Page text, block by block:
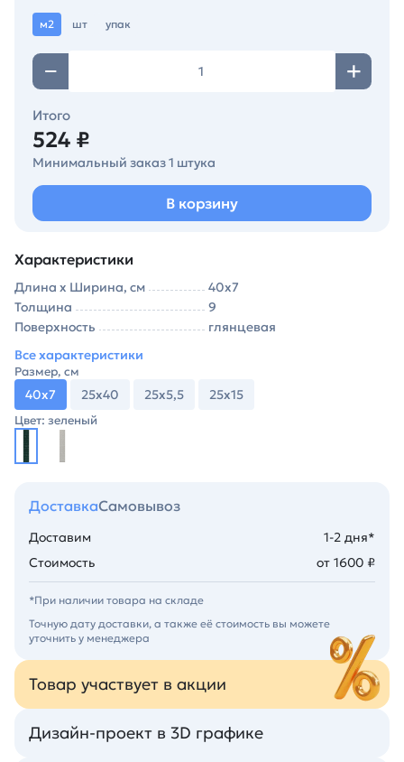
м2 шт упак
Итого
524 ₽
Минимальный заказ 1 штука
В корзину
Характеристики
Длина х Ширина, см
40х7
Толщина
9
Поверхность
глянцевая
Все характеристики
Размер, см
40х7 25х40 25х5,5 25х15
Цвет: зеленый
ДоставкаСамовывоз
Доставим
1-2 дня*
Стоимость
от 1600 ₽
*При наличии товара на складе
Точную дату доставки, а также её стоимость вы можете
уточнить у менеджера
Товар участвует в акции
Дизайн-проект в 3D графике